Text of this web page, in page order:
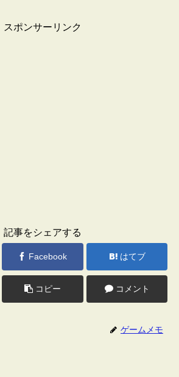
スポンサーリンク
記事をシェアする
Facebook はてブ
コピー コメント
ゲームメモ